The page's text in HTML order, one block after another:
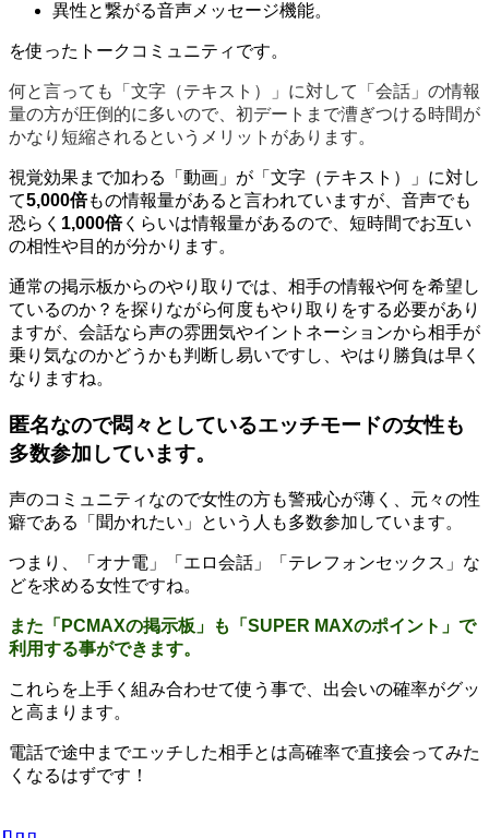
異性と繋がる音声メッセージ機能。
を使ったトークコミュニティです。
何と言っても「文字（テキスト）」に対して「会話」の情報
量の方が圧倒的に多いので、初デートまで漕ぎつける時間が
かなり短縮されるというメリットがあります。
視覚効果まで加わる「動画」が「文字（テキスト）」に対し
て5,000倍もの情報量があると言われていますが、音声でも
恐らく 1,000倍くらいは情報量があるので、短時間でお互い
の相性や目的が分かります。
通常の掲示板からのやり取りでは、相手の情報や何を希望し
ているのか？を探りながら何度もやり取りをする必要があり
ますが、会話なら声の雰囲気やイントネーションから相手が
乗り気なのかどうかも判断し易いですし、やはり勝負は早く
なりますね。
匿名なので悶々としているエッチモードの女性も
多数参加しています。
声のコミュニティなので女性の方も警戒心が薄く、元々の性
癖である「聞かれたい」という人も多数参加しています。
つまり、「オナ電」「エロ会話」「テレフォンセックス」な
どを求める女性ですね。
また「PCMAXの掲示板」も「SUPER MAXのポイント」で
利用する事ができます。
これらを上手く組み合わせて使う事で、出会いの確率がグッ
と高まります。
電話で途中までエッチした相手とは高確率で直接会ってみた
くなるはずです！